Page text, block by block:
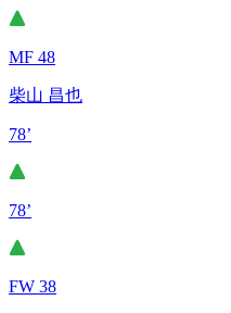
MF 48
柴山 昌也
78’
78’
FW 38